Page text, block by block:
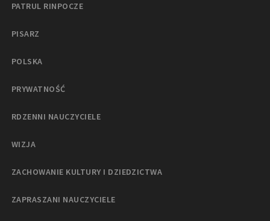
PATRUL RINPOCZE
PISARZ
POLSKA
PRYWATNOŚĆ
RDZENNI NAUCZYCIELE
WIZJA
ZACHOWANIE KULTURY I DZIEDZICTWA
ZAPRASZANI NAUCZYCIELE